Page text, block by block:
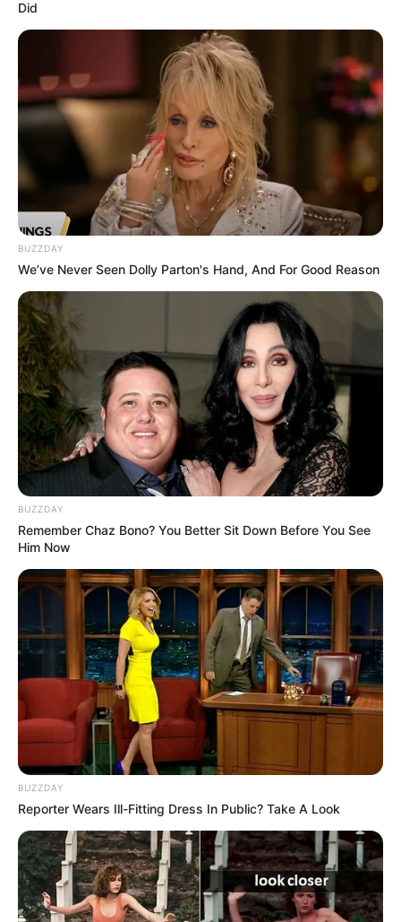
Did
BUZZDAY
We’ve Never Seen Dolly Parton's Hand, And For Good Reason
BUZZDAY
Remember Chaz Bono? You Better Sit Down Before You See
Him Now
BUZZDAY
Reporter Wears Ill-Fitting Dress In Public? Take A Look